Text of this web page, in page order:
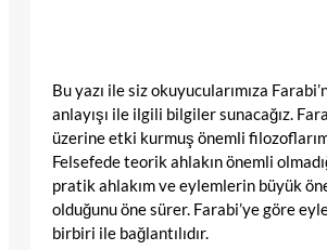
Bu yazı ile siz okuyucularımıza
anlayışı ile ilgili bilgiler sunacağız.
üzerine etki kurmuş önemli
Felsefede teorik ahlakın önemli
pratik ahlakım ve eylemlerin büyük
olduğunu öne sürer. Farabi’ye göre
birbiri ile bağlantılıdır.